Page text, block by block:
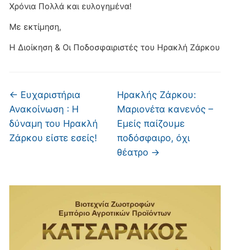
Χρόνια Πολλά και ευλογημένα!
Με εκτίμηση,
Η Διοίκηση & Οι Ποδοσφαιριστές του Ηρακλή Ζάρκου
← Ευχαριστήρια
Ανακοίνωση : Η
δύναμη του Ηρακλή
Ζάρκου είστε εσείς!
Ηρακλής Ζάρκου:
Μαριονέτα κανενός –
Εμείς παίζουμε
ποδόσφαιρο, όχι
θέατρο →